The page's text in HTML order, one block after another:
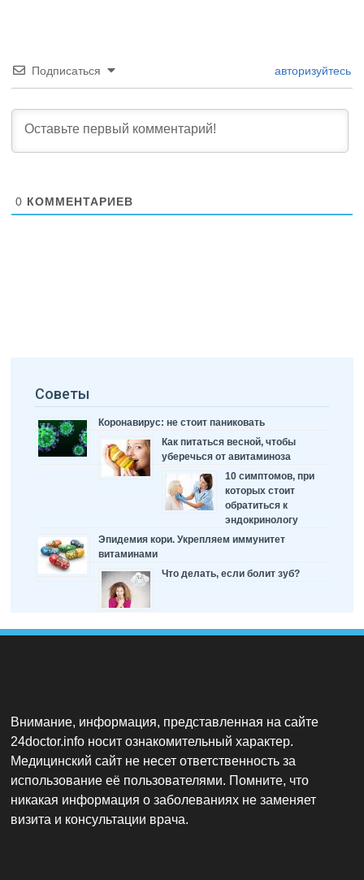
Подписаться авторизуйтесь
0 КОММЕНТАРИЕВ
Советы
Коронавирус: не стоит паниковать
Как питаться весной, чтобы
уберечься от авитаминоза
10 симптомов, при
которых стоит
обратиться к
эндокринологу
Эпидемия кори. Укрепляем иммунитет
витаминами
Что делать, если болит зуб?
Внимание, информация, представленная на сайте
24doctor.info носит ознакомительный характер.
Медицинский сайт не несет ответственность за
использование её пользователями. Помните, что
никакая информация о заболеваниях не заменяет
визита и консультации врача.